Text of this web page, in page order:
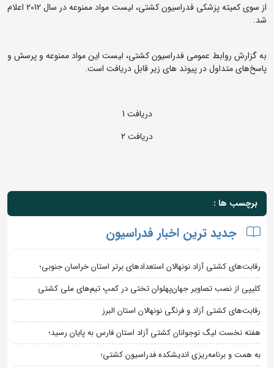
از سوی کمیته پزشکی فدراسیون کشتی، لیست مواد ممنوعه در سال 2012 اعلام
شد.
به گزارش روابط عمومی فدراسیون کشتی، لیست این مواد ممنوعه و پرسش و
پاسخ‌های متداول در پیوند های زیر قابل دریافت است.
دریافت 1
دریافت 2
برچسب ها :
جدید ترین اخبار فدراسیون
رقابت‌های کشتی آزاد نونهالان استعدادهای برتر استان خراسان جنوبی؛
کلیپی از نصب تصاویر جهان‌پهلوان تختی در کمپ تیم‌های ملی کشتی
رقابت‌های کشتی آزاد و فرنگی نونهالان استان البرز
هفته نخست لیگ نوجوانان کشتی آزاد استان فارس به پایان رسید؛
به همت و برنامه‌ریزی اندیشکده فدراسیون کشتی؛